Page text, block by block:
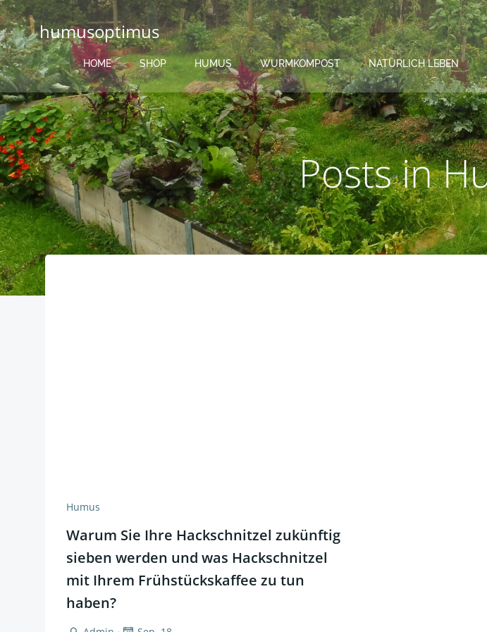
Zum
Inhalt
springenhumusoptimus
HOME SHOP HUMUS WURMKOMPOST NATÜRLICH LEBEN
Posts in
Humus
Warum Sie Ihre Hackschnitzel zukünftig
sieben werden und was Hackschnitzel
mit Ihrem Frühstückskaffee zu tun
haben?